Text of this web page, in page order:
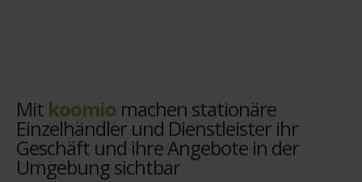
Mit koomio machen stationäre
Einzelhändler und Dienstleister ihr
Geschäft und ihre Angebote in der
Umgebung sichtbar